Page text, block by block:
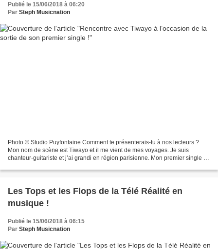
Publié le 15/06/2018 à 06:20
Par Steph Musicnation
Photo © Studio Puyfontaine Comment te présenterais-tu à nos lecteurs ?
Mon nom de scène est Tiwayo et il me vient de mes voyages. Je suis
chanteur-guitariste et j’ai grandi en région parisienne. Mon premier single «
Les Tops et les Flops de la Télé Réalité en
musique !
Publié le 15/06/2018 à 06:15
Par Steph Musicnation